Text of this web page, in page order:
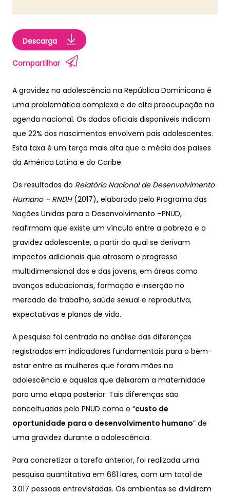
Descarga
Compartilhar
A gravidez na adolescência na República Dominicana é
uma problemática complexa e de alta preocupação na
agenda nacional. Os dados oficiais disponíveis indicam
que 22% dos nascimentos envolvem pais adolescentes.
Esta taxa é um terço mais alta que a média dos países
da América Latina e do Caribe.
Os resultados do Relatório Nacional de Desenvolvimento
Humano – RNDH(2017), elaborado pelo Programa das
Nações Unidas para o Desenvolvimento –PNUD,
reafirmam que existe um vínculo entre a pobreza e a
gravidez adolescente, a partir do qual se derivam
impactos adicionais que atrasam o progresso
multidimensional dos e das jovens, em áreas como
avanços educacionais, formação e inserção no
mercado de trabalho, saúde sexual e reprodutiva,
expectativas e planos de vida.
A pesquisa foi centrada na análise das diferenças
registradas em indicadores fundamentais para o bem-
estar entre as mulheres que foram mães na
adolescência e aquelas que deixaram a maternidade
para uma etapa posterior. Tais diferenças são
conceituadas pelo PNUD como o “custo de
oportunidade para o desenvolvimento humano” de
uma gravidez durante a adolescência.
Para concretizar a tarefa anterior, foi realizada uma
pesquisa quantitativa em 661 lares, com um total de
3.017 pessoas entrevistadas. Os ambientes se dividiram